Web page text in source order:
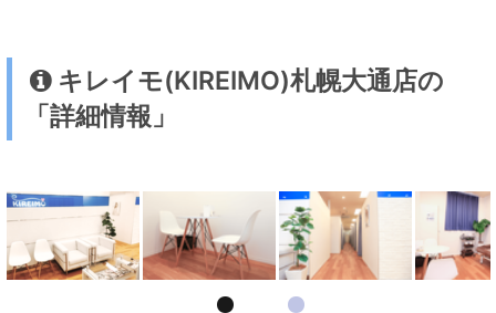
キレイモ(KIREIMO)札幌大通店の
「詳細情報」